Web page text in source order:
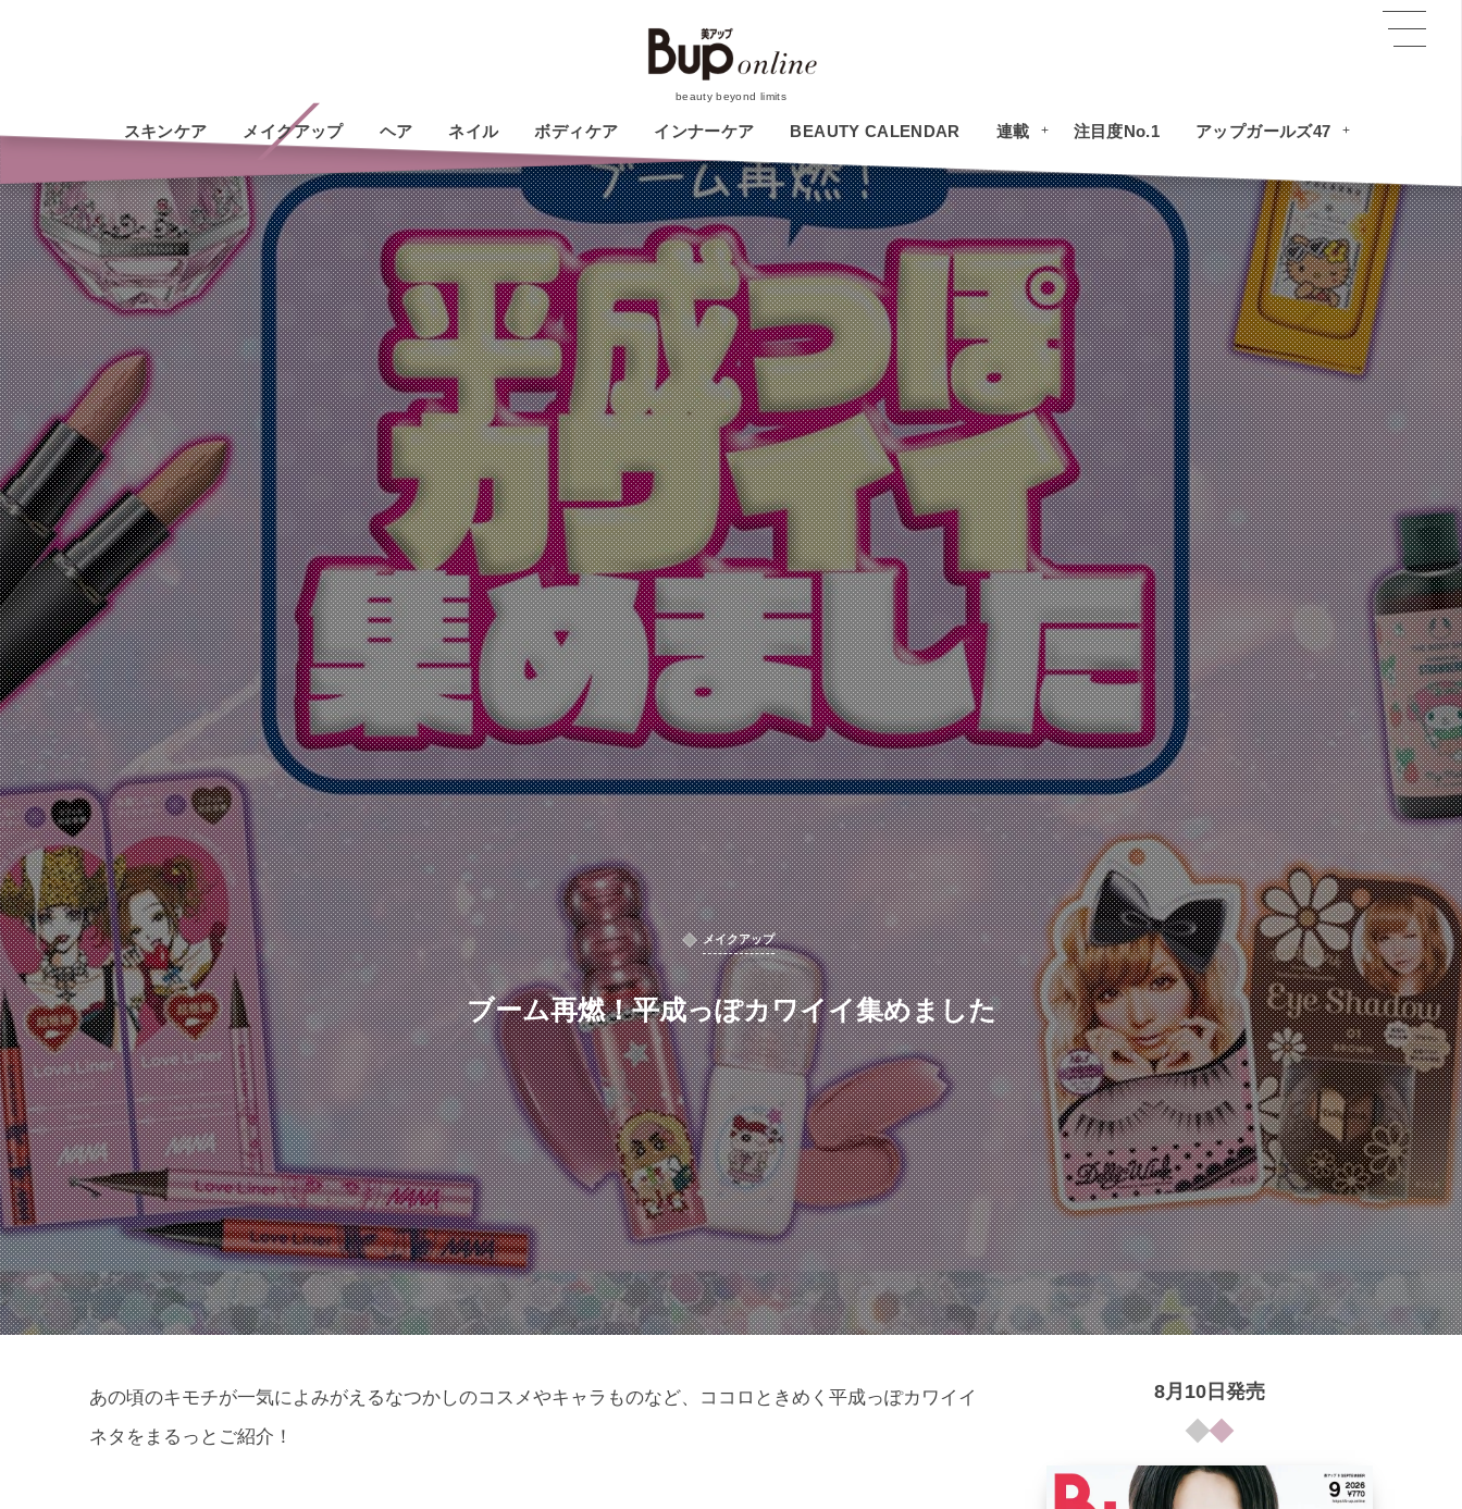
beauty beyond limits
スキンケア メイクアップ ヘア ネイル ボディケア インナーケア BEAUTY CALENDAR
今月の新作コスメひと
す！
連載 注目度No.1 アップガールズ47
メイクアップ
ブーム再燃！平成っぽカワイイ集めました
あの頃のキモチが一気によみがえるなつかしのコスメやキャラものなど、ココロときめく平成っぽカワイイ
ネタをまるっとご紹介！
8月10日発売